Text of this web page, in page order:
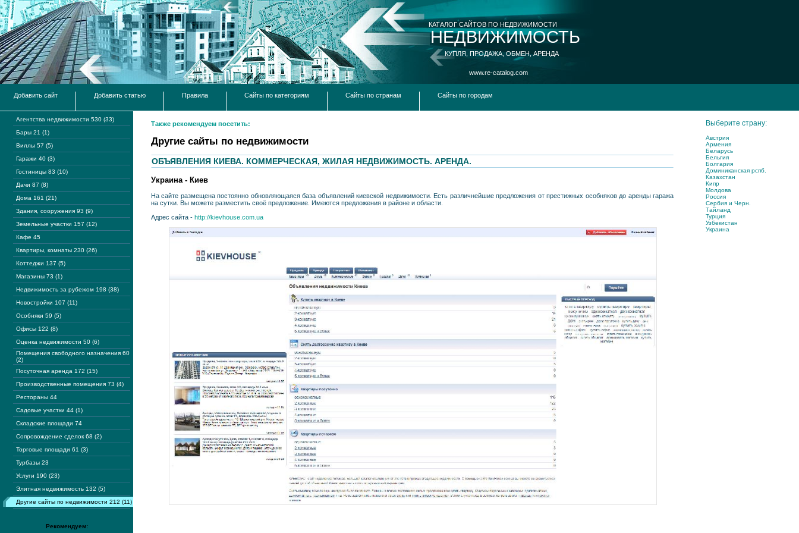
КАТАЛОГ САЙТОВ ПО НЕДВИЖИМОСТИ
НЕДВИЖИМОСТЬ
КУПЛЯ, ПРОДАЖА, ОБМЕН, АРЕНДА
www.re-catalog.com
Добавить сайт Добавить статью Правила Сайты по категориям Сайты по странам Сайты по городам
Агентства недвижимости 530 (33)
Бары 21 (1)
Виллы 57 (5)
Гаражи 40 (3)
Гостиницы 83 (10)
Дачи 87 (8)
Дома 161 (21)
Здания, сооружения 93 (9)
Земельные участки 157 (12)
Кафе 45
Квартиры, комнаты 230 (26)
Коттеджи 137 (5)
Магазины 73 (1)
Недвижимость за рубежом 198 (38)
Новостройки 107 (11)
Особняки 59 (5)
Офисы 122 (8)
Оценка недвижимости 50 (6)
Помещения свободного назначения 60
(2)
Посуточная аренда 172 (15)
Производственные помещения 73 (4)
Рестораны 44
Садовые участки 44 (1)
Складские площади 74
Сопровождение сделок 68 (2)
Торговые площади 61 (3)
Турбазы 23
Услуги 190 (23)
Элитная недвижимость 132 (5)
Другие сайты по недвижимости 212 (11)
Рекомендуем:
Также рекомендуем посетить:
Другие сайты по недвижимости
ОБЪЯВЛЕНИЯ КИЕВА. КОММЕРЧЕСКАЯ, ЖИЛАЯ НЕДВИЖИМОСТЬ. АРЕНДА.
Украина - Киев
На сайте размещена постоянно обновляющаяся база объявлений киевской недвижимости. Есть различнейшие предложения от престижных особняков до аренды гаража
на сутки. Вы можете разместить своё предложение. Имеются предложения в районе и области.
Адрес сайта - http://kievhouse.com.ua
Выберите страну:
Австрия
Армения
Беларусь
Бельгия
Болгария
Доминиканская рспб.
Казахстан
Кипр
Молдова
Россия
Сербия и Черн.
Тайланд
Турция
Узбекистан
Украина